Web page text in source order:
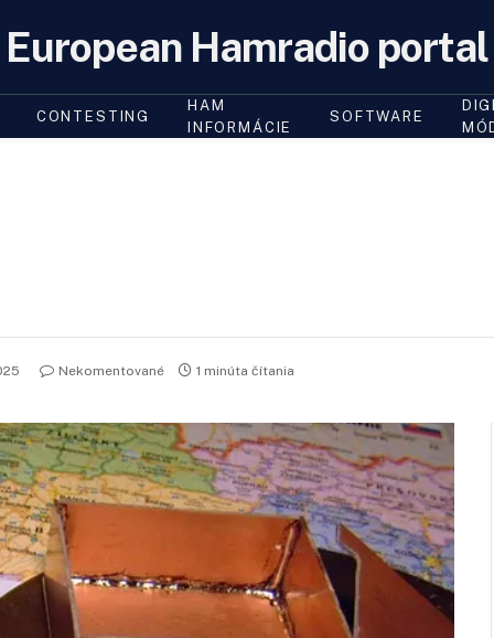
European Hamradio portal
CONTESTING
HAM
INFORMÁCIE
SOFTWARE
Nekomentované 1 minúta čítania